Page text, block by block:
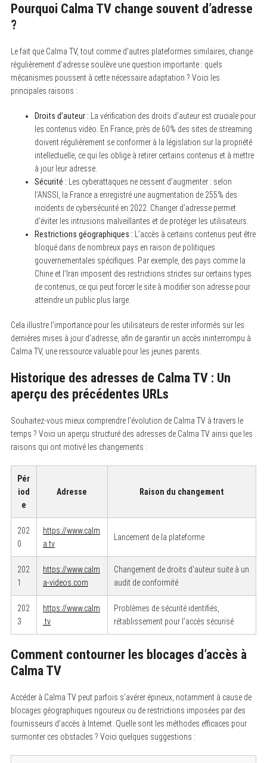
Pourquoi Calma TV change souvent d’adresse
?
Le fait que Calma TV, tout comme d’autres plateformes similaires, change
régulièrement d’adresse soulève une question importante : quels
mécanismes poussent à cette nécessaire adaptation ? Voici les
principales raisons :
Droits d’auteur : La vérification des droits d’auteur est cruciale pour
les contenus vidéo. En France, près de 60% des sites de streaming
doivent régulièrement se conformer à la législation sur la propriété
intellectuelle, ce qui les oblige à retirer certains contenus et à mettre
à jour leur adresse.
Sécurité : Les cyberattaques ne cessent d’augmenter : selon
l’ANSSI, la France a enregistré une augmentation de 255% des
incidents de cybersécurité en 2022. Changer d’adresse permet
d’éviter les intrusions malveillantes et de protéger les utilisateurs.
Restrictions géographiques : L’accès à certains contenus peut être
bloqué dans de nombreux pays en raison de politiques
gouvernementales spécifiques. Par exemple, des pays comme la
Chine et l’Iran imposent des restrictions strictes sur certains types
de contenus, ce qui peut forcer le site à modifier son adresse pour
atteindre un public plus large.
Cela illustre l’importance pour les utilisateurs de rester informés sur les
dernières mises à jour d’adresse, afin de garantir un accès ininterrompu à
Calma TV, une ressource valuable pour les jeunes parents.
Historique des adresses de Calma TV : Un
aperçu des précédentes URLs
Souhaitez-vous mieux comprendre l’évolution de Calma TV à travers le
temps ? Voici un aperçu structuré des adresses de Calma TV ainsi que les
raisons qui ont motivé les changements :
Pér
iod
e
Adresse Raison du changement
202
0
https://www.calm
a.tv
Lancement de la plateforme
202
1
https://www.calm
a-videos.com
Changement de droits d’auteur suite à un
audit de conformité
202
3
https://www.calm
.tv
Problèmes de sécurité identifiés,
rétablissement pour l’accès sécurisé
Comment contourner les blocages d’accès à
Calma TV
Accéder à Calma TV peut parfois s’avérer épineux, notamment à cause de
blocages géographiques rigoureux ou de restrictions imposées par des
fournisseurs d’accès à Internet. Quelle sont les méthodes efficaces pour
surmonter ces obstacles ? Voici quelques suggestions :